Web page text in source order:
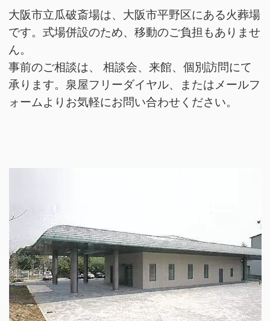
大阪市立瓜破斎場は、大阪市平野区にある火葬場
です。式場併設のため、移動のご負担もありませ
ん。
事前のご相談は、 相談会、来館、個別訪問にて
承ります。泉屋フリーダイヤル、またはメールフ
ォームよりお気軽にお問い合わせください。